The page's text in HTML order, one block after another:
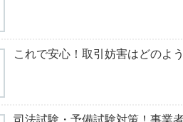
これで安心！取引妨害はどのよ
司法試験・予備試験対策！事業